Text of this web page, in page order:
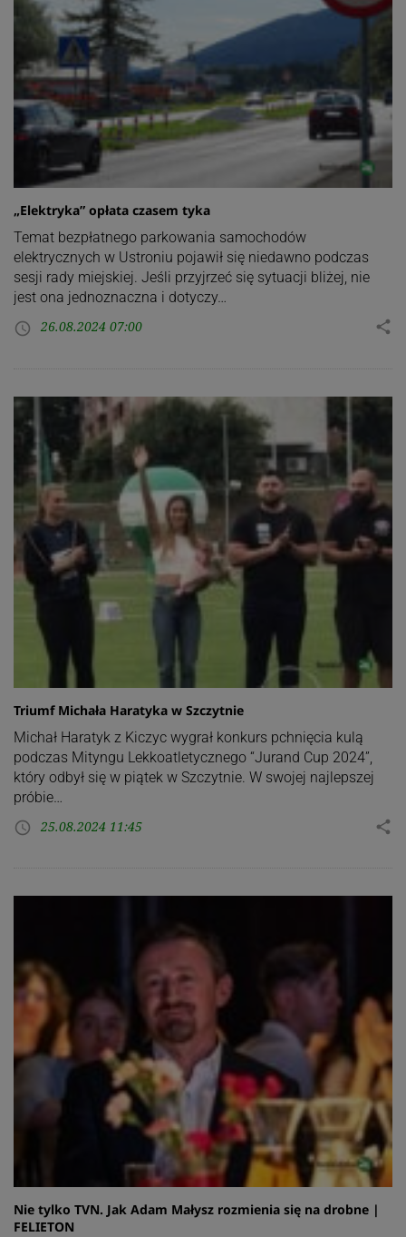
„Elektryka” opłata czasem tyka
Temat bezpłatnego parkowania samochodów
elektrycznych w Ustroniu pojawił się niedawno podczas
sesji rady miejskiej. Jeśli przyjrzeć się sytuacji bliżej, nie
jest ona jednoznaczna i dotyczy…
access_time 26.08.2024 07:00 share
Triumf Michała Haratyka w Szczytnie
Michał Haratyk z Kiczyc wygrał konkurs pchnięcia kulą
podczas Mityngu Lekkoatletycznego “Jurand Cup 2024”,
który odbył się w piątek w Szczytnie. W swojej najlepszej
próbie…
access_time 25.08.2024 11:45 share
Nie tylko TVN. Jak Adam Małysz rozmienia się na drobne |
FELIETON